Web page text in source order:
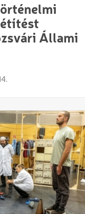
Állami